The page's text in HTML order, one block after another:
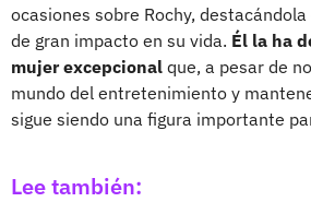
ocasiones sobre Rochy,
de gran impacto en su vida. Él la ha
mujer excepcional que, a pesar de
mundo del entretenimiento y
sigue siendo una figura importante
Lee también: